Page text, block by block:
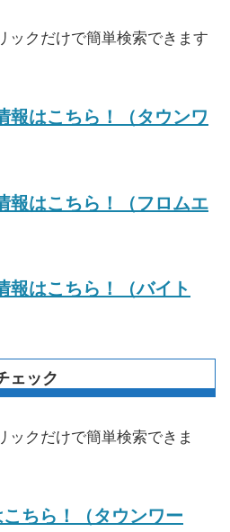
ックだけで簡単検索できます
報はこちら！（タウンワ
報はこちら！（フロムエ
報はこちら！（バイト
ェック
ックだけで簡単検索できま
ちら！（タウンワー